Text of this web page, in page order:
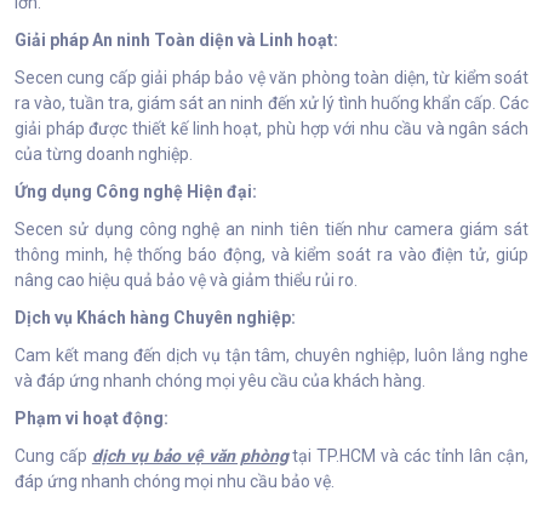
Giải pháp An ninh Toàn diện và Linh hoạt:
Secen cung cấp giải pháp bảo vệ văn phòng toàn diện, từ kiểm soát
ra vào, tuần tra, giám sát an ninh đến xử lý tình huống khẩn cấp. Các
giải pháp được thiết kế linh hoạt, phù hợp với nhu cầu và ngân sách
của từng doanh nghiệp.
Ứng dụng Công nghệ Hiện đại:
Secen sử dụng công nghệ an ninh tiên tiến như camera giám sát
thông minh, hệ thống báo động, và kiểm soát ra vào điện tử, giúp
nâng cao hiệu quả bảo vệ và giảm thiểu rủi ro.
Dịch vụ Khách hàng Chuyên nghiệp:
Cam kết mang đến dịch vụ tận tâm, chuyên nghiệp, luôn lắng nghe
và đáp ứng nhanh chóng mọi yêu cầu của khách hàng.
Phạm vi hoạt động:
Cung cấp dịch vụ bảo vệ văn phòngtại TP.HCM và các tỉnh lân cận,
đáp ứng nhanh chóng mọi nhu cầu bảo vệ.